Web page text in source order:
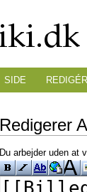
Redigerer
Du arbejder uden at
SIDE REDIGÉR